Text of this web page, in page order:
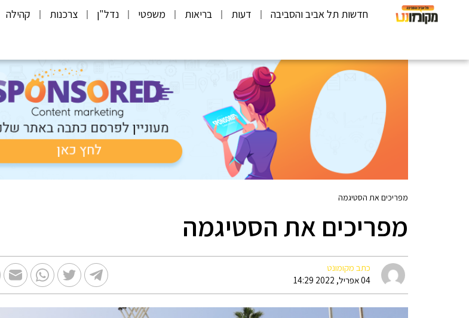
חדשות תל אביב והסביבה דעות בריאות משפטי נדל"ן צרכנות קהילה
מפריכים את הסטיגמה
מפריכים את הסטיגמה
כתב מקומונט
04 אפריל, 2022 14:29